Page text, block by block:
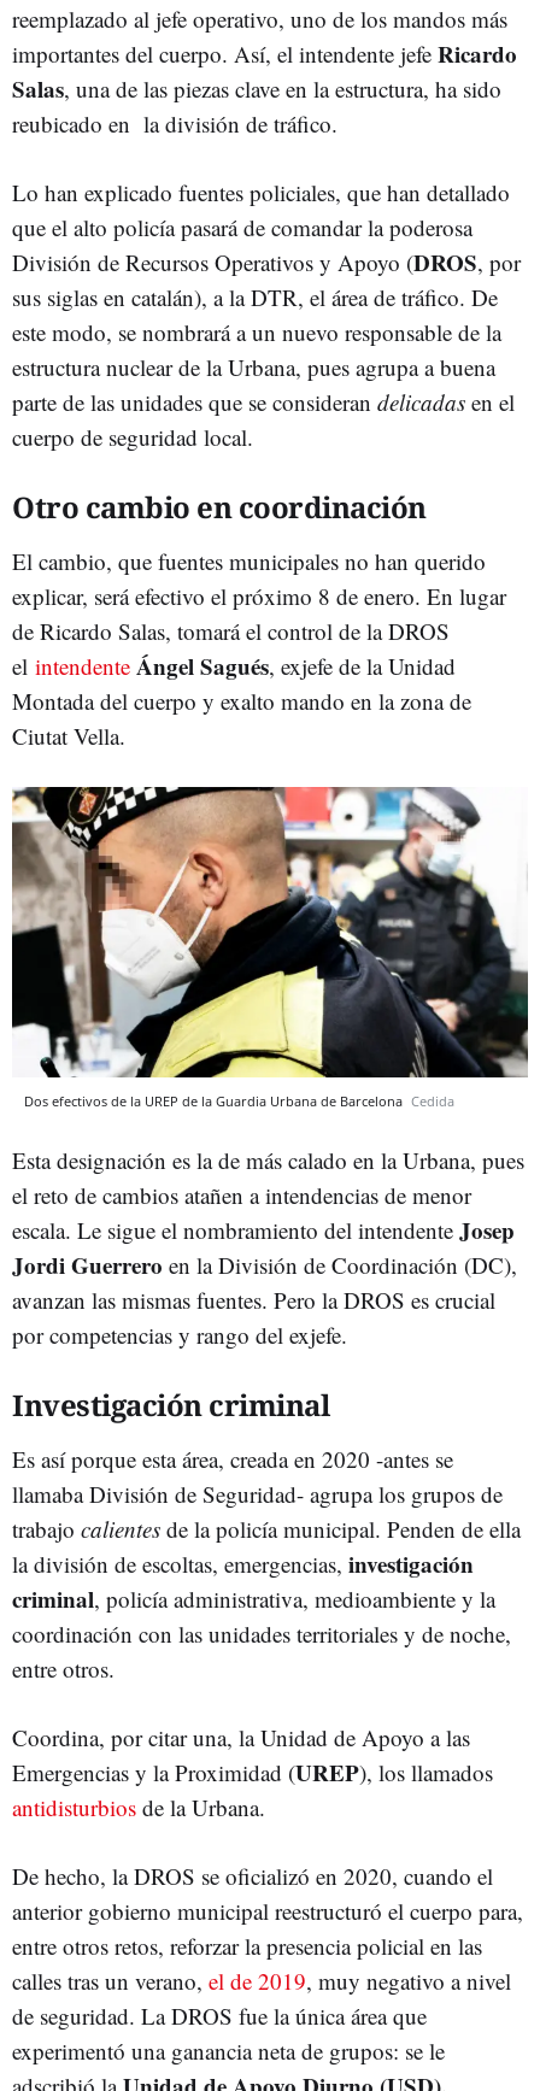
reemplazado al jefe operativo, uno de los mandos más
importantes del cuerpo. Así, el intendente jefe Ricardo
Salas, una de las piezas clave en la estructura, ha sido
reubicado en la división de tráfico.
Lo han explicado fuentes policiales, que han detallado
que el alto policía pasará de comandar la poderosa
División de Recursos Operativos y Apoyo (DROS, por
sus siglas en catalán), a la DTR, el área de tráfico. De
este modo, se nombrará a un nuevo responsable de la
estructura nuclear de la Urbana, pues agrupa a buena
parte de las unidades que se consideran delicadas en el
cuerpo de seguridad local.
Otro cambio en coordinación
El cambio, que fuentes municipales no han querido
explicar, será efectivo el próximo 8 de enero. En lugar
de Ricardo Salas, tomará el control de la DROS
el intendente Ángel Sagués, exjefe de la Unidad
Montada del cuerpo y exalto mando en la zona de
Ciutat Vella.
Dos efectivos de la UREP de la Guardia Urbana de Barcelona Cedida
Esta designación es la de más calado en la Urbana, pues
el reto de cambios atañen a intendencias de menor
escala. Le sigue el nombramiento del intendente Josep
Jordi Guerrero en la División de Coordinación (DC),
avanzan las mismas fuentes. Pero la DROS es crucial
por competencias y rango del exjefe.
Investigación criminal
Es así porque esta área, creada en 2020 -antes se
llamaba División de Seguridad- agrupa los grupos de
trabajo calientes de la policía municipal. Penden de ella
la división de escoltas, emergencias, investigación
criminal, policía administrativa, medioambiente y la
coordinación con las unidades territoriales y de noche,
entre otros.
Coordina, por citar una, la Unidad de Apoyo a las
Emergencias y la Proximidad (UREP), los llamados
antidisturbios de la Urbana.
De hecho, la DROS se oficializó en 2020, cuando el
anterior gobierno municipal reestructuró el cuerpo para,
entre otros retos, reforzar la presencia policial en las
calles tras un verano, el de 2019, muy negativo a nivel
de seguridad. La DROS fue la única área que
experimentó una ganancia neta de grupos: se le